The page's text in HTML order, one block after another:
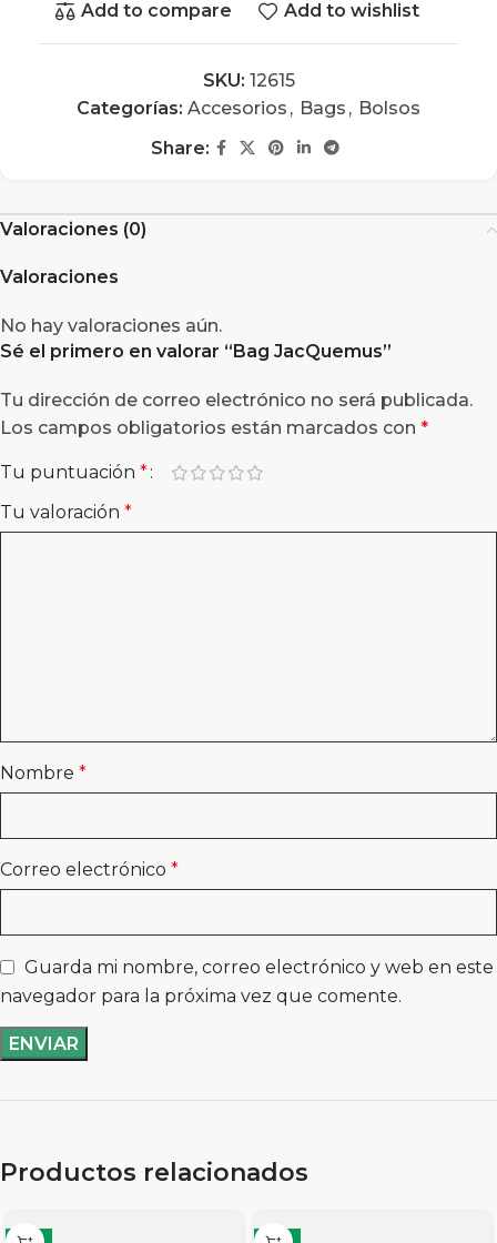
Add to compare Add to wishlist
SKU: 12615
Categorías: Accesorios , Bags , Bolsos
Share:
Valoraciones (0)
Valoraciones
No hay valoraciones aún.
Sé el primero en valorar “Bag JacQuemus”
Tu dirección de correo electrónico no será publicada.
Los campos obligatorios están marcados con *
Tu puntuación *
Tu valoración *
Nombre *
Correo electrónico *
Guarda mi nombre, correo electrónico y web en este
navegador para la próxima vez que comente.
Productos relacionados